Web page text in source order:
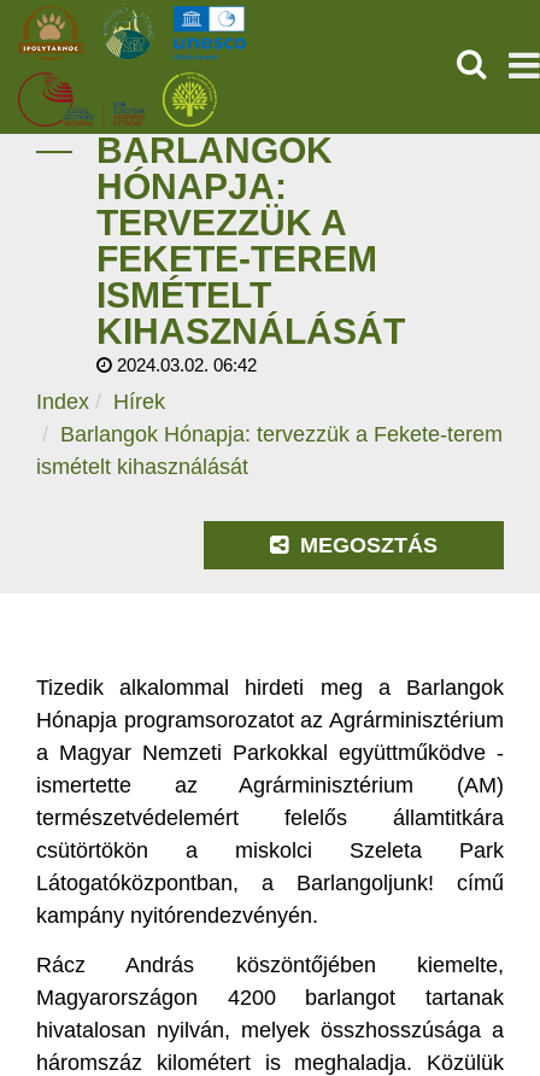
KEZDŐOLDAL
ŐSVILÁGI POMPEJI
SZOLGÁLTATÁSOK
PROGRAMOK
HÍREK
RÓLUNK
ONLINE JEGYVÁSÁRLÁS
BARLANGOK
HÓNAPJA:
TERVEZZÜK A
FEKETE-TEREM
ISMÉTELT
KIHASZNÁLÁSÁT
2024.03.02. 06:42
Index
Hírek
Barlangok Hónapja: tervezzük a Fekete-terem
ismételt kihasználását
MEGOSZTÁS
Tizedik alkalommal hirdeti meg a Barlangok
Hónapja programsorozatot az Agrárminisztérium
a Magyar Nemzeti Parkokkal együttműködve -
ismertette az Agrárminisztérium (AM)
természetvédelemért felelős államtitkára
csütörtökön a miskolci Szeleta Park
Látogatóközpontban, a Barlangoljunk! című
kampány nyitórendezvényén.
Rácz András köszöntőjében kiemelte,
Magyarországon 4200 barlangot tartanak
hivatalosan nyilván, melyek összhosszúsága a
háromszáz kilométert is meghaladja. Közülük